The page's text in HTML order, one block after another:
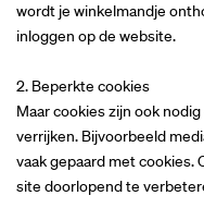
wordt je winkelmandje
inloggen op de website.
2. Beperkte cookies
Maar cookies zijn ook
verrijken. Bijvoorbeeld
vaak gepaard met cookies.
site doorlopend te